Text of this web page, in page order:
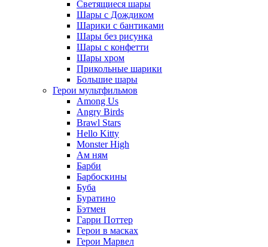
Светящиеся шары
Шары с Дождиком
Шарики с бантиками
Шары без рисунка
Шары с конфетти
Шары хром
Прикольные шарики
Большие шары
Герои мультфильмов
Among Us
Angry Birds
Brawl Stars
Hello Kitty
Monster High
Ам ням
Барби
Барбоскины
Буба
Буратино
Бэтмен
Гарри Поттер
Герои в масках
Герои Марвел